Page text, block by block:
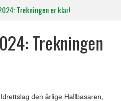
Trekningen er klar!
Trekningen
den årlige Hallbasaren,